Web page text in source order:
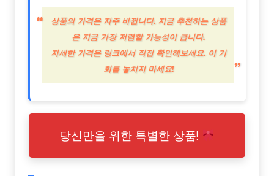
상품의 가격은 자주 바뀝니다. 지금 추천하는 상품
은 지금 가장 저렴할 가능성이 큽니다.
자세한 가격은 링크에서 직접 확인해보세요. 이 기
회를 놓치지 마세요!
당신만을 위한 특별한 상품!